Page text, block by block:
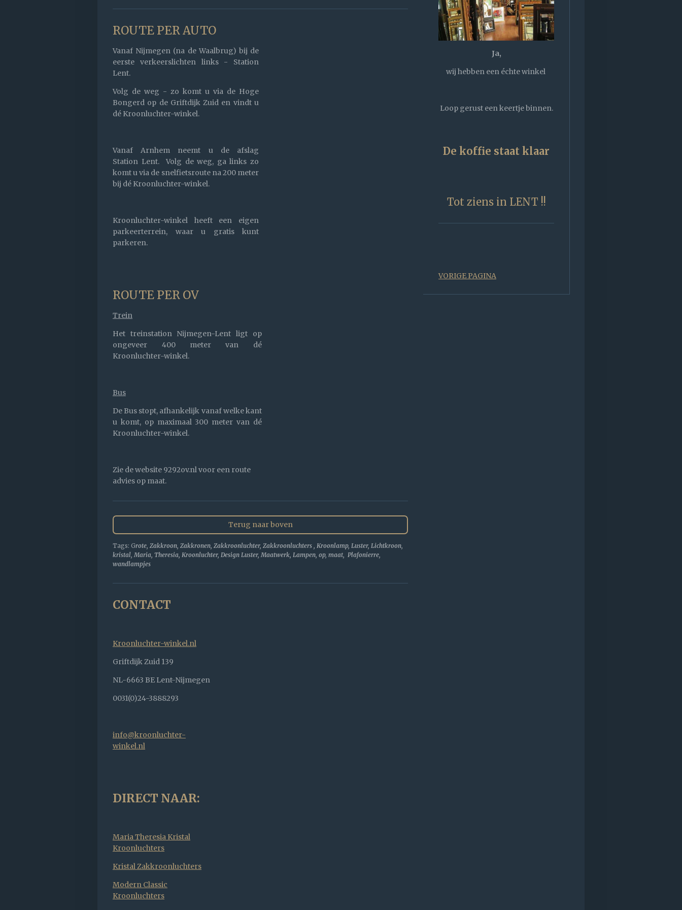
ROUTE PER AUTO
Vanaf Nijmegen (na de Waalbrug) bij de
eerste verkeerslichten links - Station
Lent.
Volg de weg - zo komt u via de Hoge
Bongerd op de Griftdijk Zuid en vindt u
dé Kroonluchter-winkel.
Vanaf Arnhem neemt u de afslag
Station Lent. Volg de weg, ga links zo
komt u via de snelfietsroute na 200 meter
bij dé Kroonluchter-winkel.
Kroonluchter-winkel heeft een eigen
parkeerterrein, waar u gratis kunt
parkeren.
ROUTE PER OV
Trein
Het treinstation Nijmegen-Lent ligt op
ongeveer 400 meter van dé
Kroonluchter-winkel.
Bus
De Bus stopt, afhankelijk vanaf welke kant
u komt, op maximaal 300 meter van dé
Kroonluchter-winkel.
Zie de website 9292ov.nl voor een route
advies op maat.
Terug naar boven
Tags: Grote, Zakkroon, Zakkronen, Zakkroonluchter, Zakkroonluchters , Kroonlamp, Luster, Lichtkroon,
kristal, Maria, Theresia, Kroonluchter, Design Luster, Maatwerk, Lampen, op, maat, Plafonierre,
wandlampjes
CONTACT
Kroonluchter-winkel.nl
Griftdijk Zuid 139
NL-6663 BE Lent-Nijmegen
0031(0)24-3888293
info@kroonluchter-
winkel.nl
DIRECT NAAR:
Maria Theresia Kristal
Kroonluchters
Kristal Zakkroonluchters
Modern Classic
Kroonluchters
Ja,
wij hebben een échte winkel
Loop gerust een keertje binnen.
De koffie staat klaar
Tot ziens in LENT !!
VORIGE PAGINA